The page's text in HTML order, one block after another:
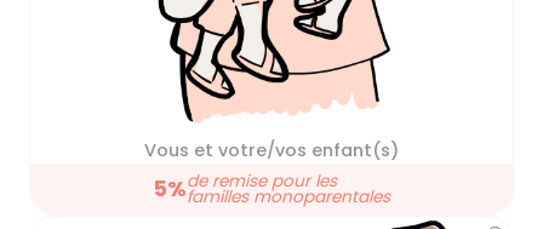
Vous et votre/vos enfant(s)
5%de remise pour les
familles monoparentales